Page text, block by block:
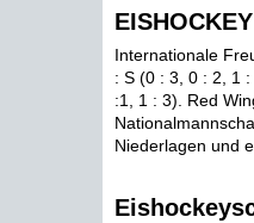
EISHOCKEY
Internationale
: S (0 : 3, 0 : 2, 1
:1, 1 : 3). Red
Niederlagen und